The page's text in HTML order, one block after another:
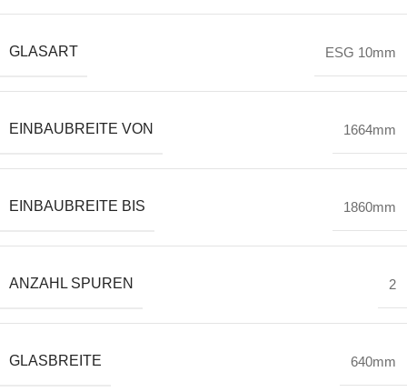
GLASART ESG 10mm
EINBAUBREITE VON 1664mm
EINBAUBREITE BIS 1860mm
ANZAHL SPUREN 2
GLASBREITE 640mm